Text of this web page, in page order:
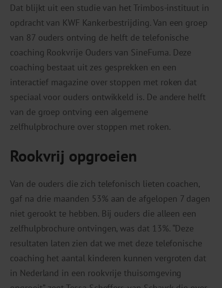
Dat blijkt uit een studie van het Trimbos-instituut in
opdracht van KWF Kankerbestrijding. Van een groep
van 87 ouders ontving de helft de telefonische
coaching Rookvrije Ouders van SineFuma. Deze
coaching bestaat uit zes gesprekken en een
interactief magazine over stoppen met roken dat
speciaal voor ouders ontwikkeld is. De andere helft
van de groep ontving een algemene
zelfhulpbrochure over stoppen met roken.
Rookvrij opgroeien
Van de ouders die zich telefonisch lieten coachen,
gaf na drie maanden 53% aan de afgelopen 7 dagen
niet gerookt te hebben. Bij ouders die alleen een
zelfhulpbrochure ontvingen, was dat 13%. “Deze
resultaten laten zien dat we met deze telefonische
coaching het aantal kinderen kunnen vergroten dat
in Nederland in een rookvrije thuisomgeving